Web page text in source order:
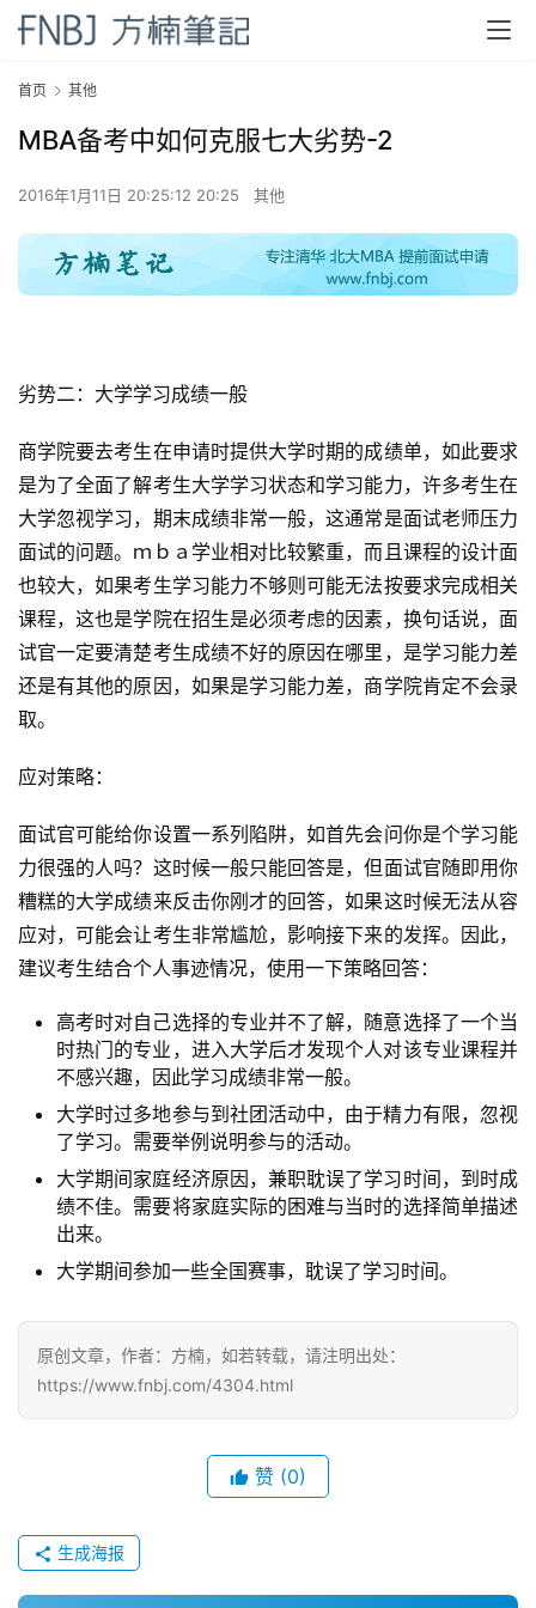
首
页
方
备
评
论
院
校
新
请
课
咨
首页 其他
MBA备考中如何克服七大劣势-2
2016年1月11日 20:25:12 20:25 其他
劣势二：大学学习成绩一般
商学院要去考生在申请时提供大学时期的成绩单，如此要求
是为了全面了解考生大学学习状态和学习能力，许多考生在
大学忽视学习，期末成绩非常一般，这通常是面试老师压力
面试的问题。ｍｂａ学业相对比较繁重，而且课程的设计面
也较大，如果考生学习能力不够则可能无法按要求完成相关
课程，这也是学院在招生是必须考虑的因素，换句话说，面
试官一定要清楚考生成绩不好的原因在哪里，是学习能力差
还是有其他的原因，如果是学习能力差，商学院肯定不会录
取。
应对策略：
面试官可能给你设置一系列陷阱，如首先会问你是个学习能
力很强的人吗？这时候一般只能回答是，但面试官随即用你
糟糕的大学成绩来反击你刚才的回答，如果这时候无法从容
应对，可能会让考生非常尴尬，影响接下来的发挥。因此，
建议考生结合个人事迹情况，使用一下策略回答：
高考时对自己选择的专业并不了解，随意选择了一个当
时热门的专业，进入大学后才发现个人对该专业课程并
不感兴趣，因此学习成绩非常一般。
大学时过多地参与到社团活动中，由于精力有限，忽视
了学习。需要举例说明参与的活动。
大学期间家庭经济原因，兼职耽误了学习时间，到时成
绩不佳。需要将家庭实际的困难与当时的选择简单描述
出来。
大学期间参加一些全国赛事，耽误了学习时间。
原创文章，作者：方楠，如若转载，请注明出处：
https://www.fnbj.com/4304.html
赞 (0)
生成海报